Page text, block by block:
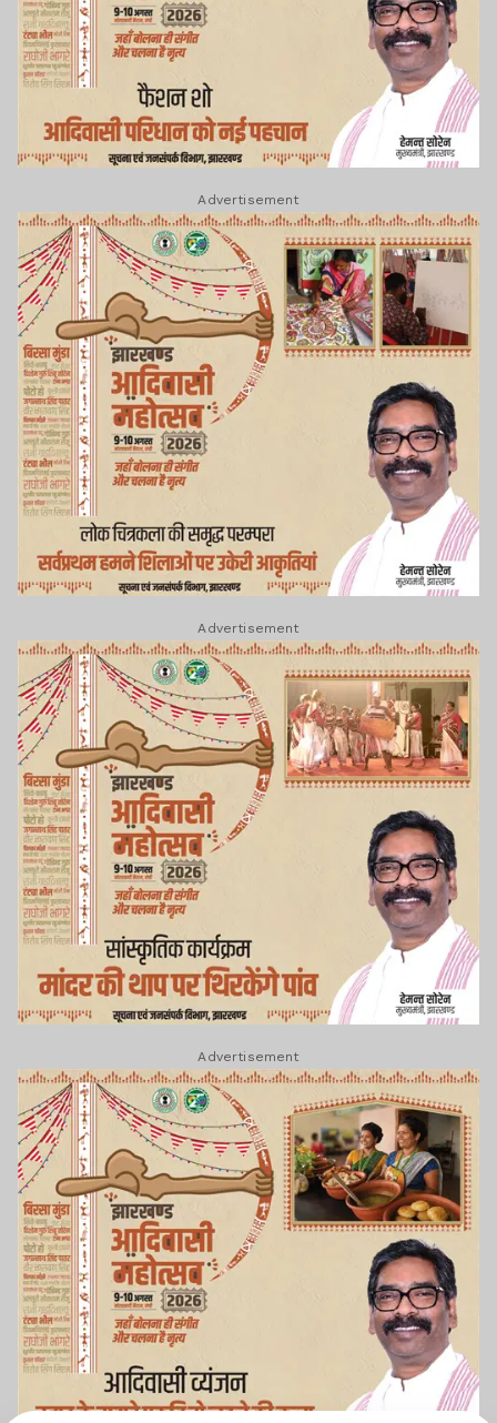
Advertisement
Advertisement
Advertisement